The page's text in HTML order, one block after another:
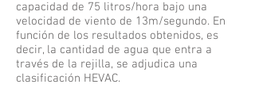
capacidad de 75 litros/hora bajo una
velocidad de viento de 13m/segundo. En
función de los resultados obtenidos, es
decir, la cantidad de agua que entra a
través de la rejilla, se adjudica una
clasificación HEVAC.